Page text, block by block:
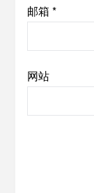
邮箱 *
网站